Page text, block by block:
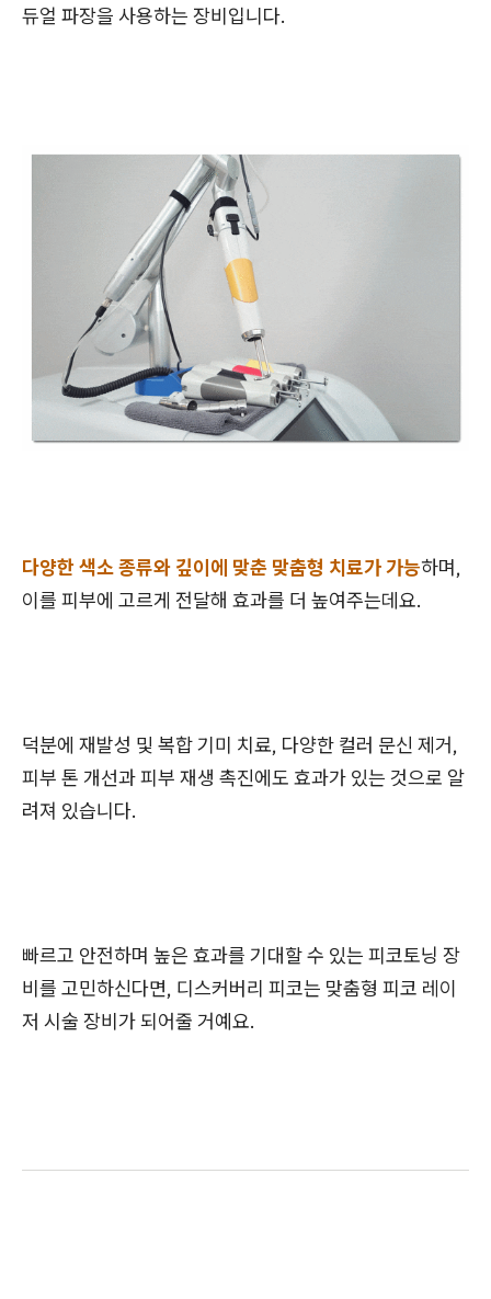
듀얼 파장을 사용하는 장비입니다.
다양한 색소 종류와 깊이에 맞춘 맞춤형 치료가 가능하며,
이를 피부에 고르게 전달해 효과를 더 높여주는데요.
덕분에 재발성 및 복합 기미 치료, 다양한 컬러 문신 제거,
피부 톤 개선과 피부 재생 촉진에도 효과가 있는 것으로 알
려져 있습니다.
빠르고 안전하며 높은 효과를 기대할 수 있는 피코토닝 장
비를 고민하신다면, 디스커버리 피코는 맞춤형 피코 레이
저 시술 장비가 되어줄 거예요.